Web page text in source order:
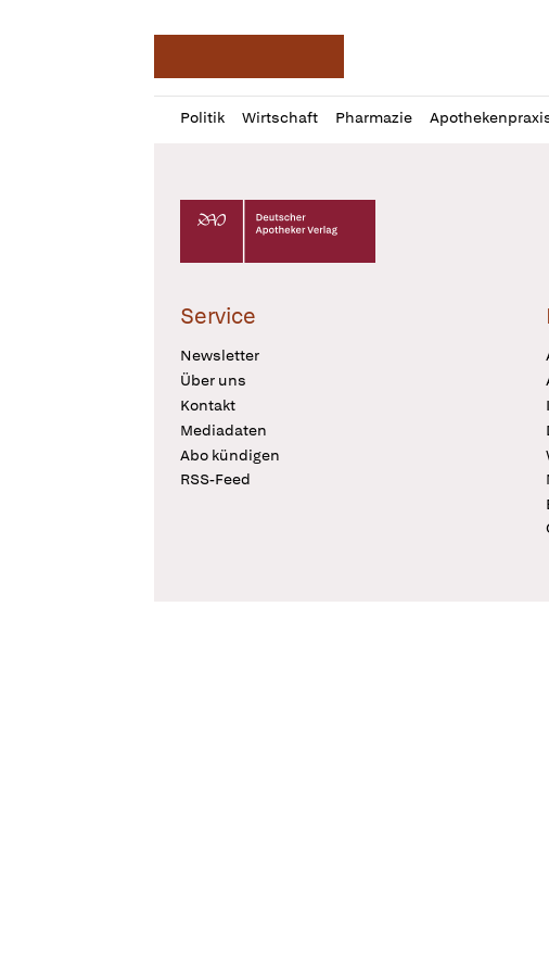
Politik Wirtschaft Pharmazie
Profil
öffnen
Daz
Pur
Deutscher Apotheker Verlag Logo
Service
Newsletter
Über uns
Kontakt
Mediadaten
Abo kündigen
RSS-Feed